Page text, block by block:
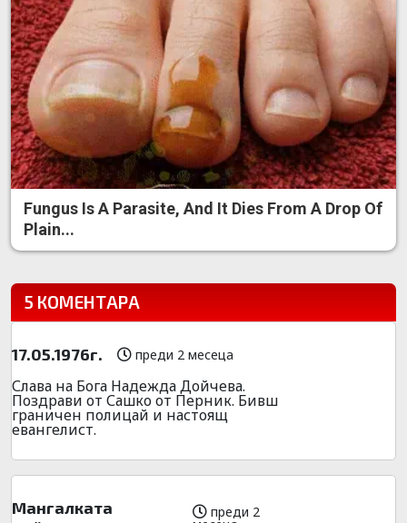
Fungus Is A Parasite, And It Dies From A Drop Of
Plain...
5 КОМЕНТАРА
17.05.1976г. преди 2 месеца
Слава на Бога Надежда Дойчева.
Поздрави от Сашко от Перник. Бивш
граничен полицай и настоящ
евангелист.
Мангалката
преди 2